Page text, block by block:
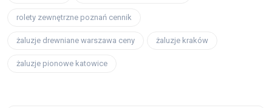
rolety zewnętrzne poznań cennik
żaluzje drewniane warszawa ceny żaluzje kraków
żaluzje pionowe katowice